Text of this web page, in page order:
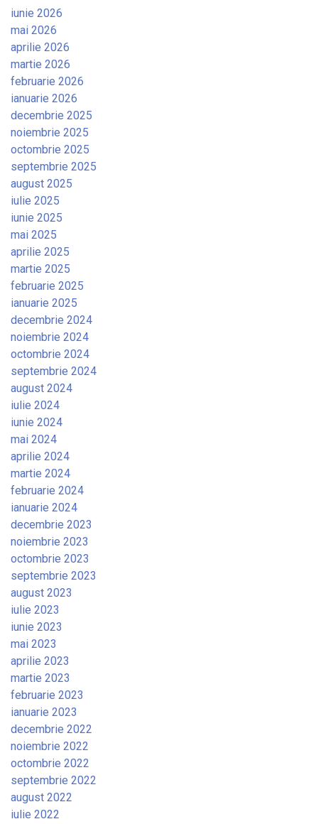
iunie 2026
mai 2026
aprilie 2026
martie 2026
februarie 2026
ianuarie 2026
decembrie 2025
noiembrie 2025
octombrie 2025
septembrie 2025
august 2025
iulie 2025
iunie 2025
mai 2025
aprilie 2025
martie 2025
februarie 2025
ianuarie 2025
decembrie 2024
noiembrie 2024
octombrie 2024
septembrie 2024
august 2024
iulie 2024
iunie 2024
mai 2024
aprilie 2024
martie 2024
februarie 2024
ianuarie 2024
decembrie 2023
noiembrie 2023
octombrie 2023
septembrie 2023
august 2023
iulie 2023
iunie 2023
mai 2023
aprilie 2023
martie 2023
februarie 2023
ianuarie 2023
decembrie 2022
noiembrie 2022
octombrie 2022
septembrie 2022
august 2022
iulie 2022